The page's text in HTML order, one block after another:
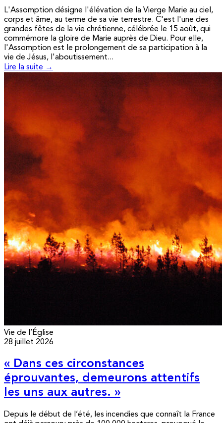
L'Assomption désigne l'élévation de la Vierge Marie au ciel,
corps et âme, au terme de sa vie terrestre. C'est l'une des
grandes fêtes de la vie chrétienne, célébrée le 15 août, qui
commémore la gloire de Marie auprès de Dieu. Pour elle,
l'Assomption est le prolongement de sa participation à la
vie de Jésus, l'aboutissement...
Lire la suite →
Vie de l’Église
28 juillet 2026
« Dans ces circonstances
éprouvantes, demeurons attentifs
les uns aux autres. »
Depuis le début de l’été, les incendies que connaît la France